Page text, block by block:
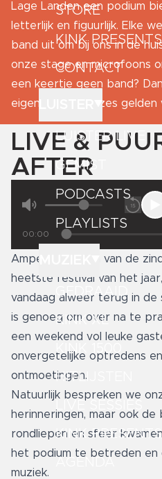
STORE
KINK PRESENTS
CONTACT
LUISTER LIVE
GEMIST
PODCASTS
PLAYLISTS
GEDRAAID
KINK XL
KINK 1500
HITLIJSTEN
KINK PRESENTS
Lage Landen een podium
letterlijk en figuurlijk. Elke
band uit om bij ons in de
onze stage en microfoons
een keertje geen band?
eigenzinnige keuzes
LIVE &
AFTER
00:00
Amper bekomen van de
heetste festival van het
vandaag alweer terug in de
is genoeg om over na te
een weekend vol leuke
onvergetelijke optredens
ontmoetingen.
Natuurlijk bespreken we
herinneringen, maar ook de
rondliepen en sfeer
het podium te betreden en
muziek.